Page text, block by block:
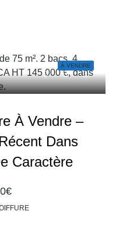
À VENDRE
À Vendre –
Dans
Caractère